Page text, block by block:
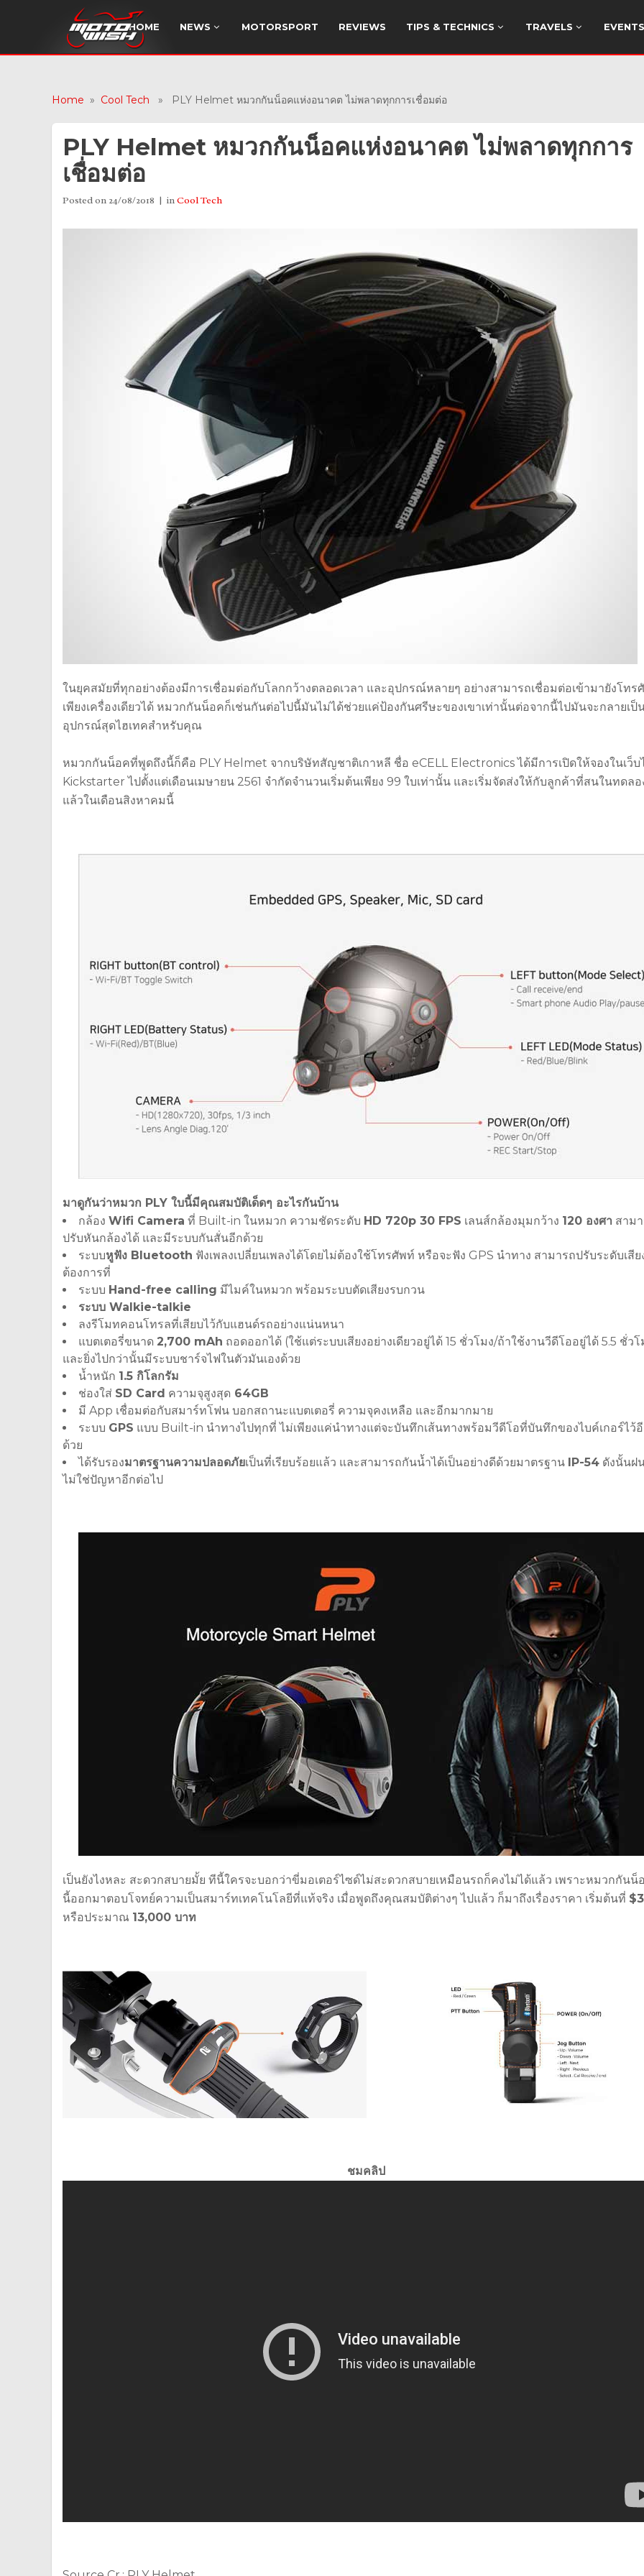
HOME NEWS MOTORSPORT REVIEWS TIPS & TECHNICS TRAVELS EVENTS
Home » Cool Tech » PLY Helmet หมวกกันน็อคแห่งอนาคต ไม่พลาดทุกการเชื่อมต่อ
PLY Helmet หมวกกันน็อคแห่งอนาคต ไม่พลาดทุกการ
เชื่อมต่อ
Posted on 24/08/2018 inCool Tech
ในยุคสมัยที่ทุกอย่างต้องมีการเชื่อมต่อกับโลกกว้างตลอดเวลา และอุปกรณ์หลายๆ อย่างสามารถเชื่อมต่อเข้ามายังโทร
เพียงเครื่องเดียวได้ หมวกกันน็อคก็เช่นกันต่อไปนี้มันไม่ได้ช่วยแค่ป้องกันศรีษะของเขาเท่านั้นต่อจากนี้ไปมันจะกลายเป็
อุปกรณ์สุดไฮเทคสำหรับคุณ
หมวกกันน็อคที่พูดถึงนี้ก็คือ PLY Helmet จากบริษัทสัญชาติเกาหลี ชื่อ eCELL Electronics ได้มีการเปิดให้จองในเว็บ
Kickstarter ไปตั้งแต่เดือนเมษายน 2561 จำกัดจำนวนเริ่มต้นเพียง 99 ใบเท่านั้น และเริ่มจัดส่งให้กับลูกค้าที่สนในทดลอ
แล้วในเดือนสิงหาคมนี้
มาดูกันว่าหมวก PLY ใบนี้มีคุณสมบัติเด็ดๆ อะไรกันบ้าน
กล้อง Wifi Camera ที่ Built-in ในหมวก ความชัดระดับ HD 720p 30 FPS เลนส์กล้องมุมกว้าง 120 องศา สาม
ปรับหันกล้องได้ และมีระบบกันสั่นอีกด้วย
ระบบหูฟัง Bluetooth ฟังเพลงเปลี่ยนเพลงได้โดยไม่ต้องใช้โทรศัพท์ หรือจะฟัง GPS นำทาง สามารถปรับระดับเสีย
ต้องการที่
ระบบ Hand-free calling มีไมค์ในหมวก พร้อมระบบตัดเสียงรบกวน
ระบบ Walkie-talkie
ลงรีโมทคอนโทรลที่เสียบไว้กับแฮนด์รถอย่างแน่นหนา
แบตเตอรี่ขนาด 2,700 mAh ถอดออกได้ (ใช้แต่ระบบเสียงอย่างเดียวอยู่ได้ 15 ชั่วโมง/ถ้าใช้งานวีดีโออยู่ได้ 5.5 ชั่วโ
และยิ่งไปกว่านั้นมีระบบชาร์จไฟในตัวมันเองด้วย
น้ำหนัก 1.5 กิโลกรัม
ช่องใส่ SD Card ความจุสูงสุด 64GB
มี App เชื่อมต่อกับสมาร์ทโฟน บอกสถานะแบตเตอรี่ ความจุคงเหลือ และอีกมากมาย
ระบบ GPS แบบ Built-in นำทางไปทุกที่ ไม่เพียงแค่นำทางแต่จะบันทึกเส้นทางพร้อมวีดีโอที่บันทึกของไบค์เกอร์ไว้
ด้วย
ได้รับรองมาตรฐานความปลอดภัยเป็นที่เรียบร้อยแล้ว และสามารถกันน้ำได้เป็นอย่างดีด้วยมาตรฐาน IP-54 ดังนั้นฝ
ไม่ใช่ปัญหาอีกต่อไป
เป็นยังไงหละ สะดวกสบายมั้ย ทีนี้ใครจะบอกว่าขี่มอเตอร์ไซด์ไม่สะดวกสบายเหมือนรถก็คงไม่ได้แล้ว เพราะหมวกกันน็
นี้ออกมาตอบโจทย์ความเป็นสมาร์ทเทคโนโลยีที่แท้จริง เมื่อพูดถึงคุณสมบัติต่างๆ ไปแล้ว ก็มาถึงเรื่องราคา เริ่มต้นที่
หรือประมาณ 13,000 บาท
ชมคลิป